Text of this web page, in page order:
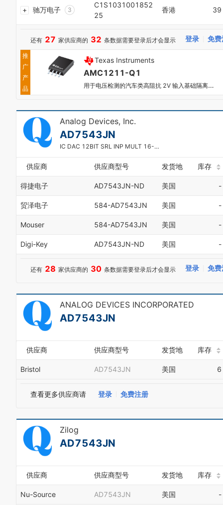
驰万电子
3
6
7
8
9
3
4
5
6
7
C1S1031001852
25
香港 39
还有 27 家供应商的 32 条数据需要登录后才会显示 登录 免
推
广
产
品
Texas Instruments
AMC1211-Q1
用于电压检测的汽车类高阻抗 2V 输入基础隔离放大器
Analog Devices, Inc.
AD7543JN
IC DAC 12BIT SRL INP MULT 16-DIP
供应商 供应商型号 发货地 库存
得捷电子 AD7543JN-ND 美国 -
贸泽电子 584-AD7543JN 美国 -
Mouser 584-AD7543JN 美国 -
Digi-Key AD7543JN-ND 美国 -
还有 28 家供应商的 30 条数据需要登录后才会显示 登录 免
ANALOG DEVICES INCORPORATED
AD7543JN
供应商 供应商型号 发货地 库存
Bristol AD7543JN 美国 6
查看更多供应商请 登录 免费注册
Zilog
AD7543JN
供应商 供应商型号 发货地 库存
Nu-Source AD7543JN 美国 -